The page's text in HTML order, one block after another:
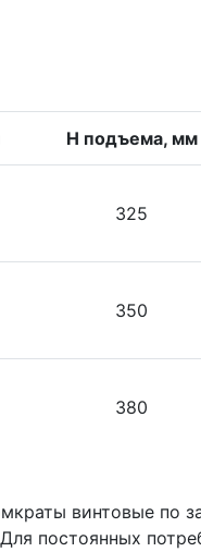
H подъема, мм
325
350
380
винтовые по
постоянных